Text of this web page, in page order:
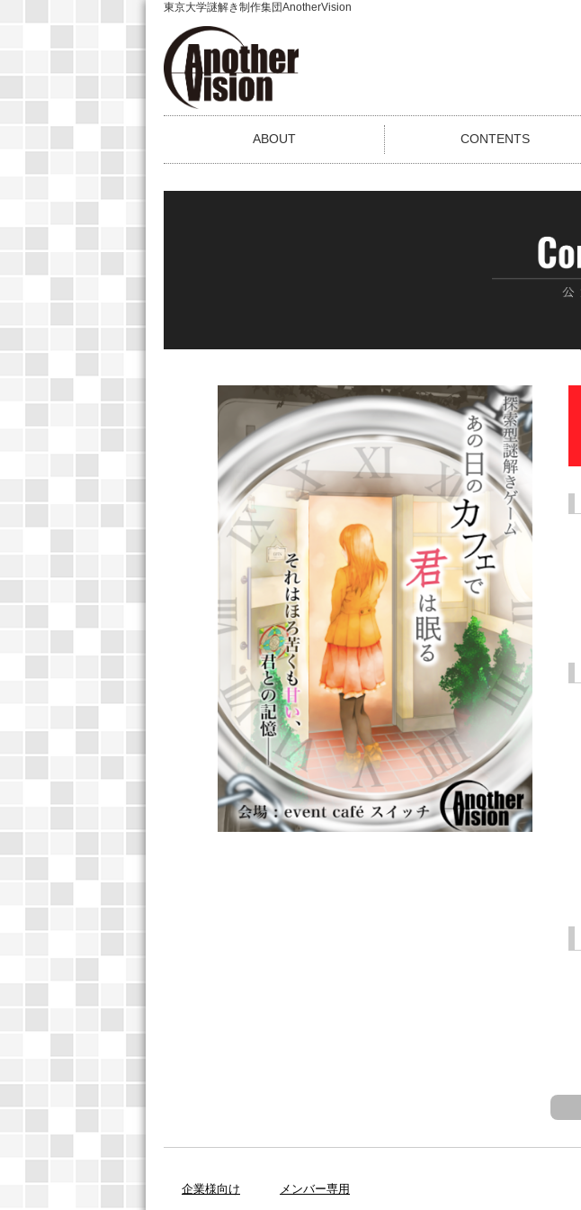
東京大学謎解き制作集団AnotherVision
ABOUT CONTENTS
企業様向け メンバー専用